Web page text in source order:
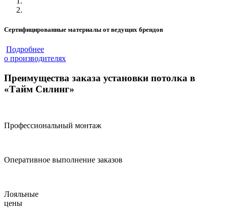
Сертифицированные материалы от ведущих брендов
Подробнее
о производителях
Преимущества заказа установки потолка в
«Тайм Силинг»
Профессиональный монтаж
Оперативное выполнение заказов
Лояльные
цены